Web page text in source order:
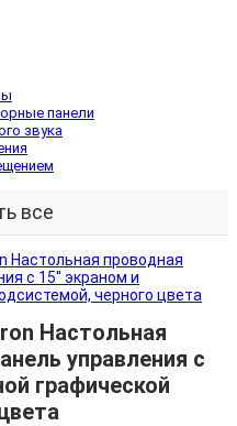
панели
звука
все
Настольная
управления с
графической